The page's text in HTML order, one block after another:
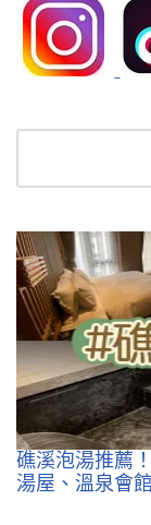
礁溪泡湯推薦
湯屋、溫泉會